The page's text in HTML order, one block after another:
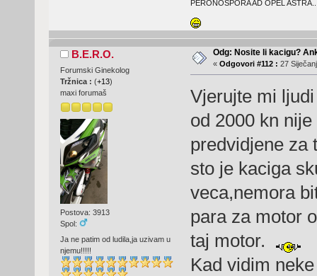
PERONOSPORA AD OPEL
B.E.R.O.
Forumski Ginekolog
Tržnica : (+13)
maxi forumaš
Postova: 3913
Spol:
Ja ne patim od ludila,ja uzivam u
njemu!!!!!
Odg: Nosite li kacigu?
« Odgovori #112 : 27
Vjerujte mi
od 2000 kn
predvidjene za
sto je kaciga
veca,nemora
para za motor
taj motor.
Kad vidim